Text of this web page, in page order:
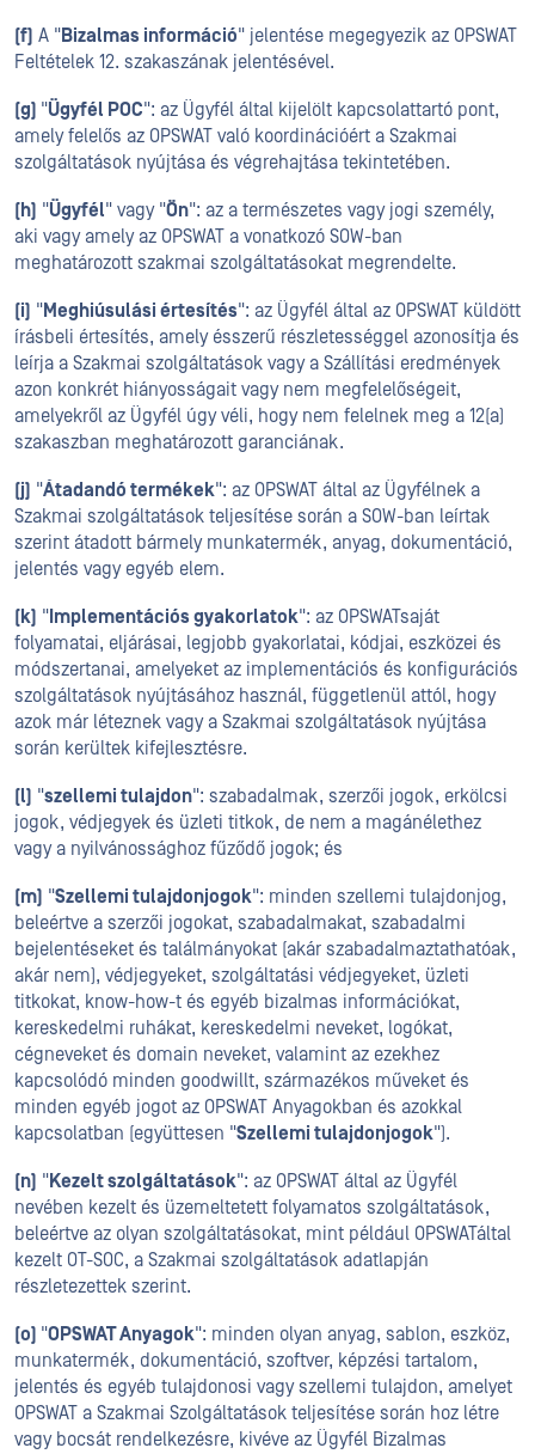
(f) A "Bizalmas információ" jelentése megegyezik az OPSWAT
Feltételek 12. szakaszának jelentésével.
(g) "Ügyfél POC": az Ügyfél által kijelölt kapcsolattartó pont,
amely felelős az OPSWAT való koordinációért a Szakmai
szolgáltatások nyújtása és végrehajtása tekintetében.
(h) "Ügyfél" vagy "Ön": az a természetes vagy jogi személy,
aki vagy amely az OPSWAT a vonatkozó SOW-ban
meghatározott szakmai szolgáltatásokat megrendelte.
(i) "Meghiúsulási értesítés": az Ügyfél által az OPSWAT küldött
írásbeli értesítés, amely ésszerű részletességgel azonosítja és
leírja a Szakmai szolgáltatások vagy a Szállítási eredmények
azon konkrét hiányosságait vagy nem megfelelőségeit,
amelyekről az Ügyfél úgy véli, hogy nem felelnek meg a 12(a)
szakaszban meghatározott garanciának.
(j) "Átadandó termékek": az OPSWAT által az Ügyfélnek a
Szakmai szolgáltatások teljesítése során a SOW-ban leírtak
szerint átadott bármely munkatermék, anyag, dokumentáció,
jelentés vagy egyéb elem.
(k) " Implementációs gyakorlatok": az OPSWATsaját
folyamatai, eljárásai, legjobb gyakorlatai, kódjai, eszközei és
módszertanai, amelyeket az implementációs és konfigurációs
szolgáltatások nyújtásához használ, függetlenül attól, hogy
azok már léteznek vagy a Szakmai szolgáltatások nyújtása
során kerültek kifejlesztésre.
(l) "szellemi tulajdon": szabadalmak, szerzői jogok, erkölcsi
jogok, védjegyek és üzleti titkok, de nem a magánélethez
vagy a nyilvánossághoz fűződő jogok; és
(m) "Szellemi tulajdonjogok": minden szellemi tulajdonjog,
beleértve a szerzői jogokat, szabadalmakat, szabadalmi
bejelentéseket és találmányokat (akár szabadalmaztathatóak,
akár nem), védjegyeket, szolgáltatási védjegyeket, üzleti
titkokat, know-how-t és egyéb bizalmas információkat,
kereskedelmi ruhákat, kereskedelmi neveket, logókat,
cégneveket és domain neveket, valamint az ezekhez
kapcsolódó minden goodwillt, származékos műveket és
minden egyéb jogot az OPSWAT Anyagokban és azokkal
kapcsolatban (együttesen "Szellemi tulajdonjogok").
(n) "Kezelt szolgáltatások": az OPSWAT által az Ügyfél
nevében kezelt és üzemeltetett folyamatos szolgáltatások,
beleértve az olyan szolgáltatásokat, mint például OPSWATáltal
kezelt OT-SOC, a Szakmai szolgáltatások adatlapján
részletezettek szerint.
(o) "OPSWAT Anyagok": minden olyan anyag, sablon, eszköz,
munkatermék, dokumentáció, szoftver, képzési tartalom,
jelentés és egyéb tulajdonosi vagy szellemi tulajdon, amelyet
OPSWAT a Szakmai Szolgáltatások teljesítése során hoz létre
vagy bocsát rendelkezésre, kivéve az Ügyfél Bizalmas